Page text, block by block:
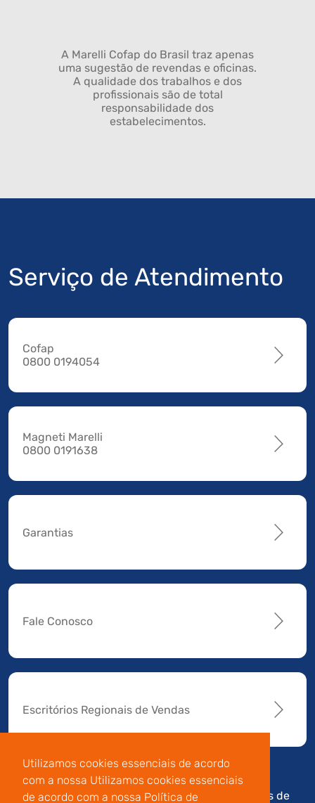
Utilizamos cookies essenciais de acordo
com a nossa Utilizamos cookies essenciais
de acordo com a nossa Política de
A Marelli Cofap do Brasil traz apenas
uma sugestão de revendas e oficinas.
A qualidade dos trabalhos e dos
profissionais são de total
responsabilidade dos
estabelecimentos.
Serviço de Atendimento
Cofap
0800 0194054
Magneti Marelli
0800 0191638
Garantias
Fale Conosco
Escritórios Regionais de Vendas
Av. Manoel da Nóbrega,
Termos de
Código de